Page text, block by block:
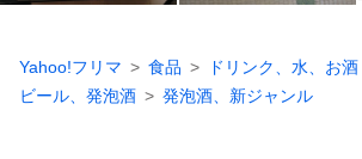
Yahoo!フリマ 食品
ドリンク、水、お酒
ビール、発泡酒
発泡酒、新ジャンル